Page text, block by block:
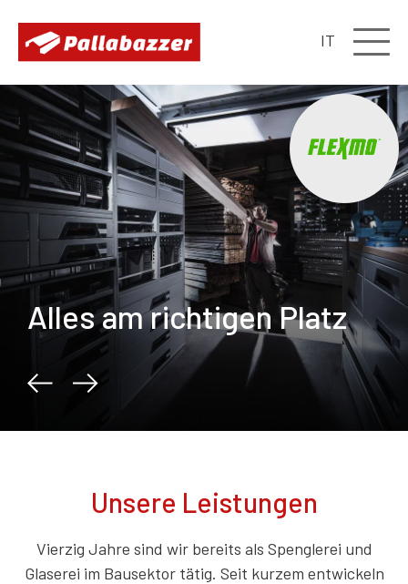
IT
Alles am richtigen Platz
Unsere Leistungen
Vierzig Jahre sind wir bereits als Spenglerei und
Glaserei im Bausektor tätig. Seit kurzem entwickeln